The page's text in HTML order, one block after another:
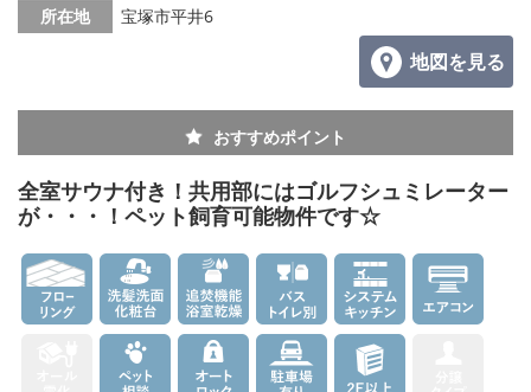
所在地
宝塚市平井6
地図を見る
おすすめポイント
全室サウナ付き！共用部にはゴルフシュミレーター
が・・・！ペット飼育可能物件です☆